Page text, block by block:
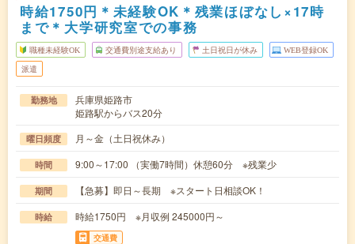
時給1750円＊未経験OK＊残業ほぼなし×17時
まで＊大学研究室での事務
職種未経験OK 交通費別途支給あり 土日祝日が休み WEB登録OK
派遣
勤務地
兵庫県姫路市
姫路駅からバス20分
曜日頻度 月～金（土日祝休み）
時間 9:00～17:00 （実働7時間）休憩60分 ※残業少
期間 【急募】即日～長期 ※スタート日相談OK！
時給 時給1750円 ※月収例 245000円～
交通費